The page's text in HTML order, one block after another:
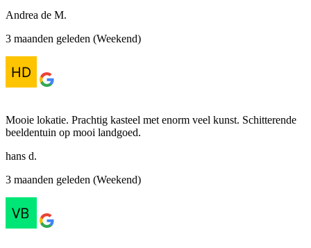
Andrea de M.
3 maanden geleden (Weekend)
Mooie lokatie. Prachtig kasteel met enorm veel kunst. Schitterende
beeldentuin op mooi landgoed.
hans d.
3 maanden geleden (Weekend)